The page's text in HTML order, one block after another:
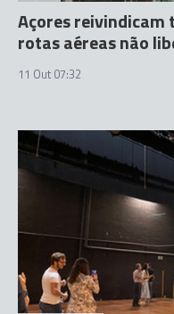
Açores reivindicam
rotas aéreas não
11 Out 07:32